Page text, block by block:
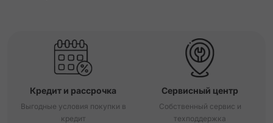
Кредит и рассрочка
Выгодные условия покупки в
кредит
Сервисный центр
Собственный сервис и
техподдержка